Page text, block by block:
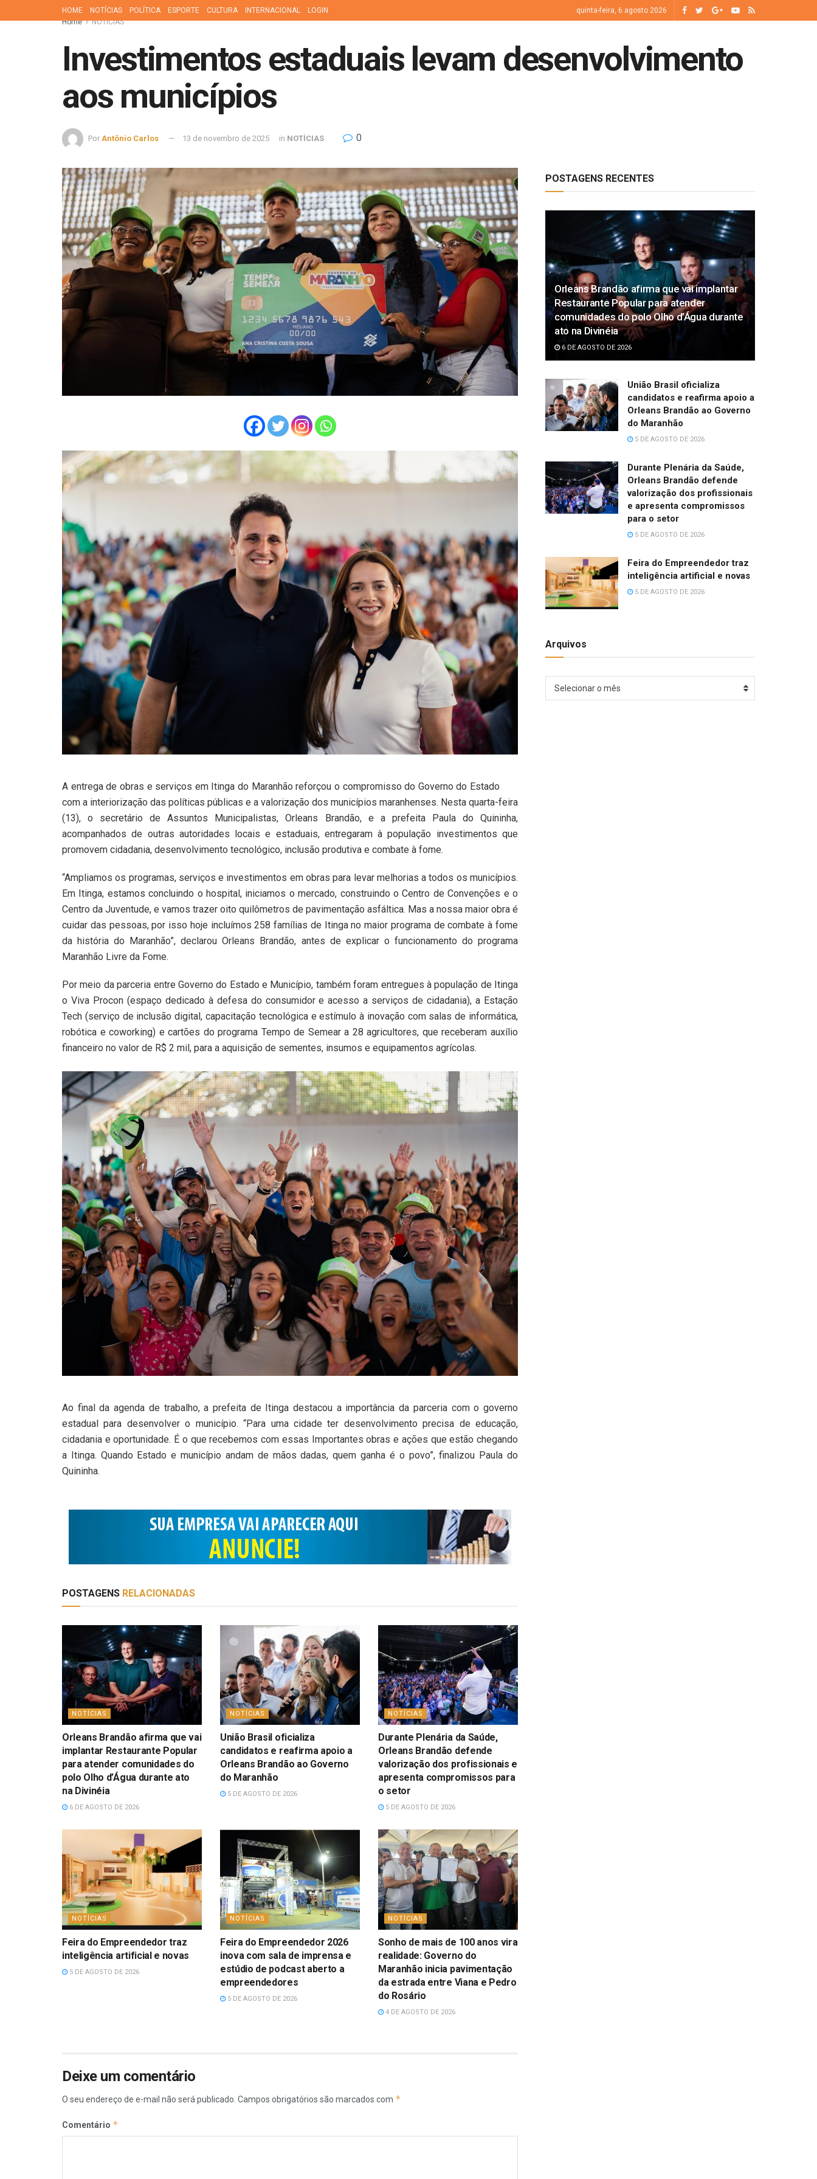
HOME NOTÍCIAS POLÍTICA ESPORTE CULTURA INTERNACIONAL LOGIN
quinta-feira, 6 agosto 2026
Home
NOTÍCIAS
Investimentos estaduais levam desenvolvimento
aos municípios
Por Antônio Carlos 13 de novembro de 2025 in NOTÍCIAS 0
A entrega de obras e serviços em Itinga do Maranhão reforçou o compromisso do Governo do Estado
com a interiorização das políticas públicas e a valorização dos municípios maranhenses. Nesta quarta-feira
(13), o secretário de Assuntos Municipalistas, Orleans Brandão, e a prefeita Paula do Quininha,
acompanhados de outras autoridades locais e estaduais, entregaram à população investimentos que
promovem cidadania, desenvolvimento tecnológico, inclusão produtiva e combate à fome.
“Ampliamos os programas, serviços e investimentos em obras para levar melhorias a todos os municípios.
Em Itinga, estamos concluindo o hospital, iniciamos o mercado, construindo o Centro de Convenções e o
Centro da Juventude, e vamos trazer oito quilômetros de pavimentação asfáltica. Mas a nossa maior obra é
cuidar das pessoas, por isso hoje incluímos 258 famílias de Itinga no maior programa de combate à fome
da história do Maranhão”, declarou Orleans Brandão, antes de explicar o funcionamento do programa
Maranhão Livre da Fome.
Por meio da parceria entre Governo do Estado e Município, também foram entregues à população de Itinga
o Viva Procon (espaço dedicado à defesa do consumidor e acesso a serviços de cidadania), a Estação
Tech (serviço de inclusão digital, capacitação tecnológica e estímulo à inovação com salas de informática,
robótica e coworking) e cartões do programa Tempo de Semear a 28 agricultores, que receberam auxílio
financeiro no valor de R$ 2 mil, para a aquisição de sementes, insumos e equipamentos agrícolas.
Ao final da agenda de trabalho, a prefeita de Itinga destacou a importância da parceria com o governo
estadual para desenvolver o município. “Para uma cidade ter desenvolvimento precisa de educação,
cidadania e oportunidade. É o que recebemos com essas Importantes obras e ações que estão chegando
a Itinga. Quando Estado e município andam de mãos dadas, quem ganha é o povo”, finalizou Paula do
Quininha.
POSTAGENS RELACIONADAS
NOTÍCIAS
Orleans Brandão afirma que vai
implantar Restaurante Popular
para atender comunidades do
polo Olho d’Água durante ato
na Divinéia
6 DE AGOSTO DE 2026
NOTÍCIAS
União Brasil oficializa
candidatos e reafirma apoio a
Orleans Brandão ao Governo
do Maranhão
5 DE AGOSTO DE 2026
NOTÍCIAS
Durante Plenária da Saúde,
Orleans Brandão defende
valorização dos profissionais e
apresenta compromissos para
o setor
5 DE AGOSTO DE 2026
NOTÍCIAS
Feira do Empreendedor traz
inteligência artificial e novas
5 DE AGOSTO DE 2026
NOTÍCIAS
Feira do Empreendedor 2026
inova com sala de imprensa e
estúdio de podcast aberto a
empreendedores
5 DE AGOSTO DE 2026
NOTÍCIAS
Sonho de mais de 100 anos vira
realidade: Governo do
Maranhão inicia pavimentação
da estrada entre Viana e Pedro
do Rosário
4 DE AGOSTO DE 2026
Deixe um comentário
O seu endereço de e-mail não será publicado. Campos obrigatórios são marcados com *
Comentário *
POSTAGENS RECENTES
Orleans Brandão afirma que vai implantar
Restaurante Popular para atender
comunidades do polo Olho d’Água durante
ato na Divinéia
6 DE AGOSTO DE 2026
União Brasil oficializa
candidatos e reafirma apoio a
Orleans Brandão ao Governo
do Maranhão
5 DE AGOSTO DE 2026
Durante Plenária da Saúde,
Orleans Brandão defende
valorização dos profissionais
e apresenta compromissos
para o setor
5 DE AGOSTO DE 2026
Feira do Empreendedor traz
inteligência artificial e novas
5 DE AGOSTO DE 2026
Arquivos
Selecionar o mês